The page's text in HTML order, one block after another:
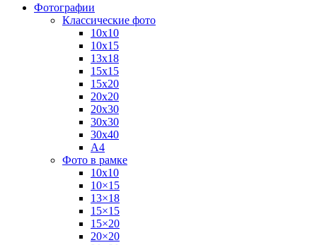
Фотографии
Классические фото
10х10
10х15
13х18
15х15
15х20
20х20
20х30
30х30
30х40
А4
Фото в рамке
10х10
10×15
13×18
15×15
15×20
20×20